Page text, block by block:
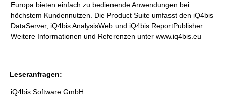
Europa bieten einfach zu bedienende Anwendungen bei
höchstem Kundennutzen. Die Product Suite umfasst den iQ4bis
DataServer, iQ4bis AnalysisWeb und iQ4bis ReportPublisher.
Weitere Informationen und Referenzen unter www.iq4bis.eu
Leseranfragen:
iQ4bis Software GmbH